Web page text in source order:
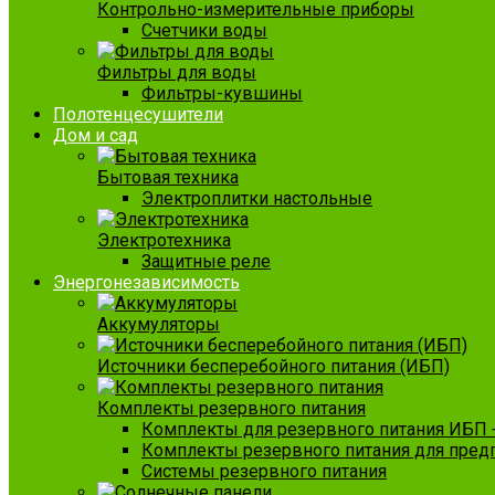
Контрольно-измерительные приборы
Счетчики воды
Фильтры для воды
Фильтры-кувшины
Полотенцесушители
Дом и сад
Бытовая техника
Электроплитки настольные
Электротехника
Защитные реле
Энергонезависимость
Аккумуляторы
Источники бесперебойного питания (ИБП)
Комплекты резервного питания
Комплекты для резервного питания ИБП
Комплекты резервного питания для
Системы резервного питания